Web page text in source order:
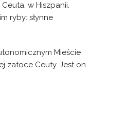
w Hiszpanii.
ryby: słynne
Mieście
zatoce Ceuty. Jest on